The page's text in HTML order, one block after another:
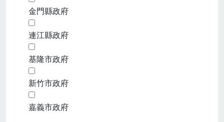
金門縣政府
連江縣政府
基隆市政府
新竹市政府
嘉義市政府